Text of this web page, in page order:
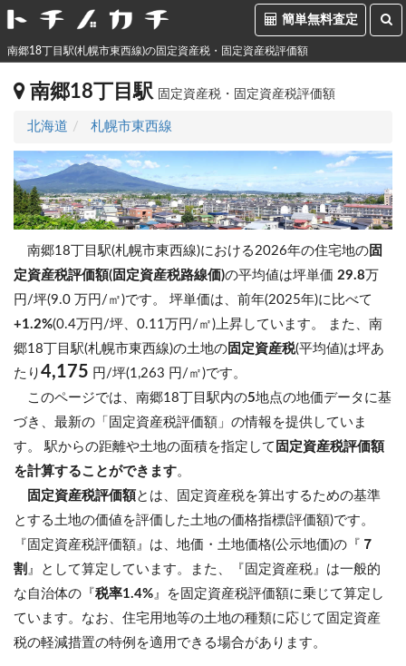
簡単無料査定
南郷18丁目駅(札幌市東西線)の固定資産税・固定資産税評価額
南郷18丁目駅 固定資産税・固定資産税評価額
北海道 札幌市東西線
南郷18丁目駅(札幌市東西線)における2026年の住宅地の 固
定資産税評価額(固定資産税路線価)の平均値は坪単価 29.8万
円/坪(9.0 万円/㎡)です。 坪単価は、前年(2025年)に比べて
+1.2%(0.4万円/坪、0.11万円/㎡)上昇しています。
また、南
郷18丁目駅(札幌市東西線)の土地の 固定資産税(平均値)は坪あ
たり 4,175 円/坪(1,263 円/㎡)です。
このページでは、南郷18丁目駅内の5地点の地価データに基
づき、最新の「固定資産税評価額」の情報を提供していま
す。 駅からの距離や土地の面積を指定して 固定資産税評価額
を計算することができます。
固定資産税評価額とは、固定資産税を算出するための基準
とする土地の価値を評価した土地の価格指標(評価額)です。
『固定資産税評価額』は、地価・土地価格(公示地価)の『 ７
割 』として算定しています。また、『固定資産税』は一般的
な自治体の『税率1.4% 』を固定資産税評価額に乗じて算定し
ています。なお、住宅用地等の土地の種類に応じて固定資産
税の軽減措置の特例を適用できる場合があります。